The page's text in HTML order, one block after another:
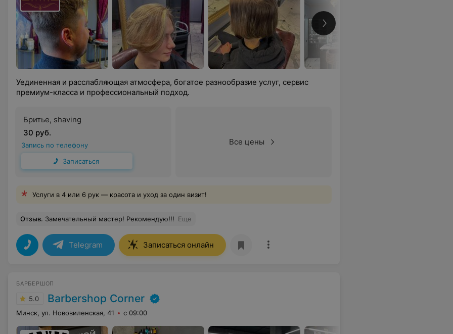
Уединенная и расслабляющая атмосфера, богатое разнообразие услуг, сервис
премиум-класса и профессиональный подход.
Бритье, shaving
30 руб.
Запись по телефону
Записаться
Все цены
Услуги в 4 или 6 рук — красота и уход за один визит!
Отзыв. Замечательный мастер! Рекомендую!!! Еще
Telegram Записаться онлайн
БАРБЕРШОП
5.0 Barbershop Corner
Минск, ул. Нововиленская, 41 с 09:00